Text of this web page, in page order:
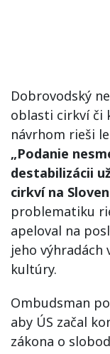
Dobrovodský
oblasti cirkví či
návrhom rieši
„Podanie
destabilizácii
cirkví na
problematiku
apeloval na
jeho výhradách
kultúry.
Ombudsman
aby ÚS začal
zákona o